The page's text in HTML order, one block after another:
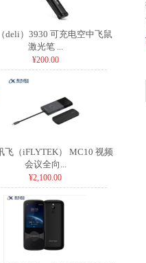
deli）3930 可充电空中飞鼠
激光笔 ...
¥200.00
飞（iFLYTEK） MC10 视频
会议全向...
¥2,100.00